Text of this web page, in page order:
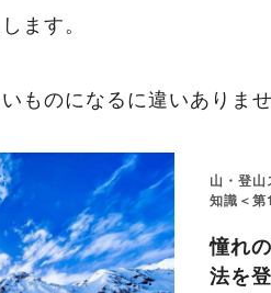
ます。
ものになるに違いありま
山・登
知識＜第
憧れ
法を